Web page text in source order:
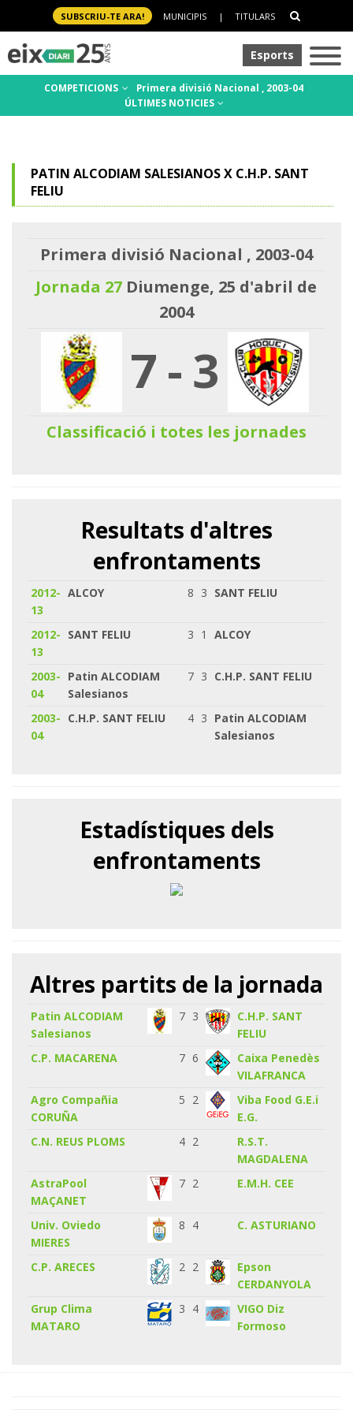
SUBSCRIU-TE ARA! MUNICIPIS | TITULARS
Esports
COMPETICIONS
Primera divisió Nacional , 2003-04
ÚLTIMES NOTICIES
PATIN ALCODIAM SALESIANOS X C.H.P. SANT
FELIU
Primera divisió Nacional , 2003-04
Jornada 27 Diumenge, 25 d'abril de
2004
7-3
Classificació i totes les jornades
Resultats d'altres
enfrontaments
2012-
13
ALCOY 8 3 SANT FELIU
2012-
13
SANT FELIU 3 1 ALCOY
2003-
04
Patin ALCODIAM
Salesianos
7 3 C.H.P. SANT FELIU
2003-
04
C.H.P. SANT FELIU 4 3 Patin ALCODIAM
Salesianos
Estadístiques dels
enfrontaments
Altres partits de la jornada
Patin ALCODIAM
Salesianos
7 3
C.H.P. SANT
FELIU
C.P. MACARENA
7 6
Caixa Penedès
VILAFRANCA
Agro Compañia
CORUÑA
5 2
Viba Food G.E.i
E.G.
C.N. REUS PLOMS
4 2
R.S.T.
MAGDALENA
AstraPool
MAÇANET
7 2 E.M.H. CEE
Univ. Oviedo
MIERES
8 4 C. ASTURIANO
C.P. ARECES 2 2
Epson
CERDANYOLA
Grup Clima
MATARO
3 4
VIGO Diz
Formoso